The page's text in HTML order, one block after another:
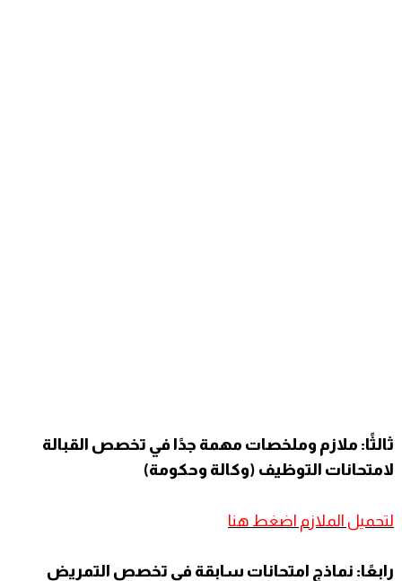
ثالثًا: ملازم وملخصات مهمة جدًا في تخصص القبالة
لامتحانات التوظيف (وكالة وحكومة)
لتحميل الملازم اضغط هنا
رابعًا: نماذج امتحانات سابقة في تخصص التمريض